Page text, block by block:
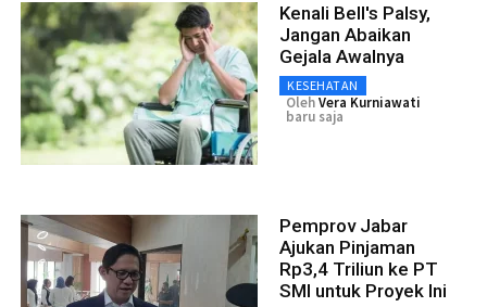
Kenali Bell's Palsy,
Jangan Abaikan
Gejala Awalnya
KESEHATAN
OlehVera Kurniawati
baru saja
Pemprov Jabar
Ajukan Pinjaman
Rp3,4 Triliun ke PT
SMI untuk Proyek Ini